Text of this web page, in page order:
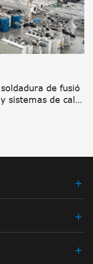
de fusió
sistemas de calef